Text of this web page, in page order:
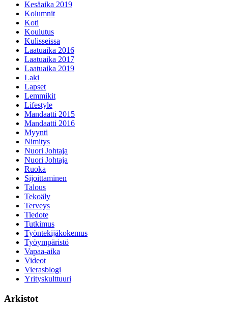
Kesäaika 2019
Kolumnit
Koti
Koulutus
Kulisseissa
Laatuaika 2016
Laatuaika 2017
Laatuaika 2019
Laki
Lapset
Lemmikit
Lifestyle
Mandaatti 2015
Mandaatti 2016
Myynti
Nimitys
Nuori Johtaja
Nuori Johtaja
Ruoka
Sijoittaminen
Talous
Tekoäly
Terveys
Tiedote
Tutkimus
Työntekijäkokemus
Työympäristö
Vapaa-aika
Videot
Vierasblogi
Yrityskulttuuri
Arkistot